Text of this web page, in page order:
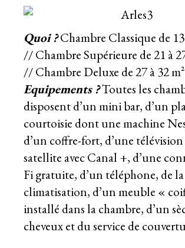
Quoi ?Chambre Classique de 13
// Chambre Supérieure de 21 à
// Chambre Deluxe de 27 à 32 m²
Equipements ?Toutes les
disposent d’un mini bar, d’un
courtoisie dont une machine
d’un coffre-fort, d’une
satellite avec Canal +, d’une
Fi gratuite, d’un téléphone, de la
climatisation, d’un meuble «
installé dans la chambre, d’un
cheveux et du service de